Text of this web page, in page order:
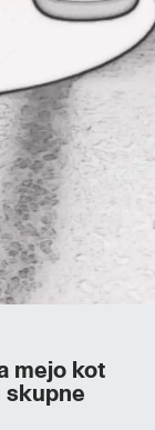
mejo kot
skupne